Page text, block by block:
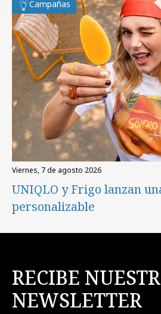
Campañas
viernes, 7 de agosto 2026
UNIQLO y Frigo lanzan
personalizable
RECIBE
NEWSLETTER